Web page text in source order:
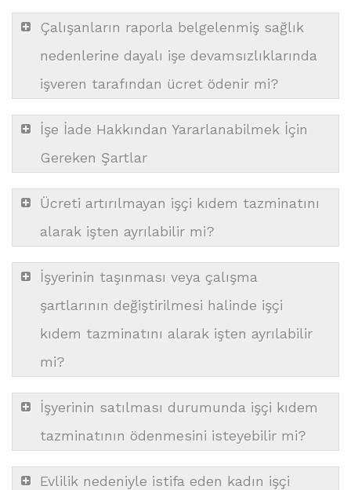
Çalışanların raporla belgelenmiş sağlık
nedenlerine dayalı işe devamsızlıklarında
işveren tarafından ücret ödenir mi?
İşe İade Hakkından Yararlanabilmek İçin
Gereken Şartlar
Ücreti artırılmayan işçi kıdem tazminatını
alarak işten ayrılabilir mi?
İşyerinin taşınması veya çalışma
şartlarının değiştirilmesi halinde işçi
kıdem tazminatını alarak işten ayrılabilir
mi?
İşyerinin satılması durumunda işçi kıdem
tazminatının ödenmesini isteyebilir mi?
Evlilik nedeniyle istifa eden kadın işçi